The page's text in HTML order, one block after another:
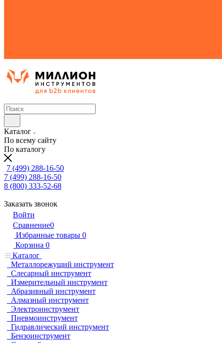
Каталог
По всему сайту
По каталогу
7 (499) 288-16-50
7 (499) 288-16-50
8 (800) 333-52-68
Заказать звонок
Войти
Сравнение0
Избранные товары 0
Корзина 0
Каталог
Металлорежущий инструмент
Слесарный инструмент
Измерительный инструмент
Абразивный инструмент
Алмазный инструмент
Электроинструмент
Пневмоинструмент
Гидравлический инструмент
Бензоинструмент